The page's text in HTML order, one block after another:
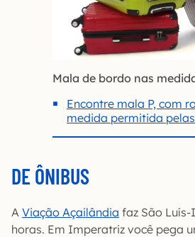
Mala de bordo nas
Encontre mala P, com
medida permitida
DE ÔNIBUS
A Viação Açailândia faz São
horas. Em Imperatriz você pega